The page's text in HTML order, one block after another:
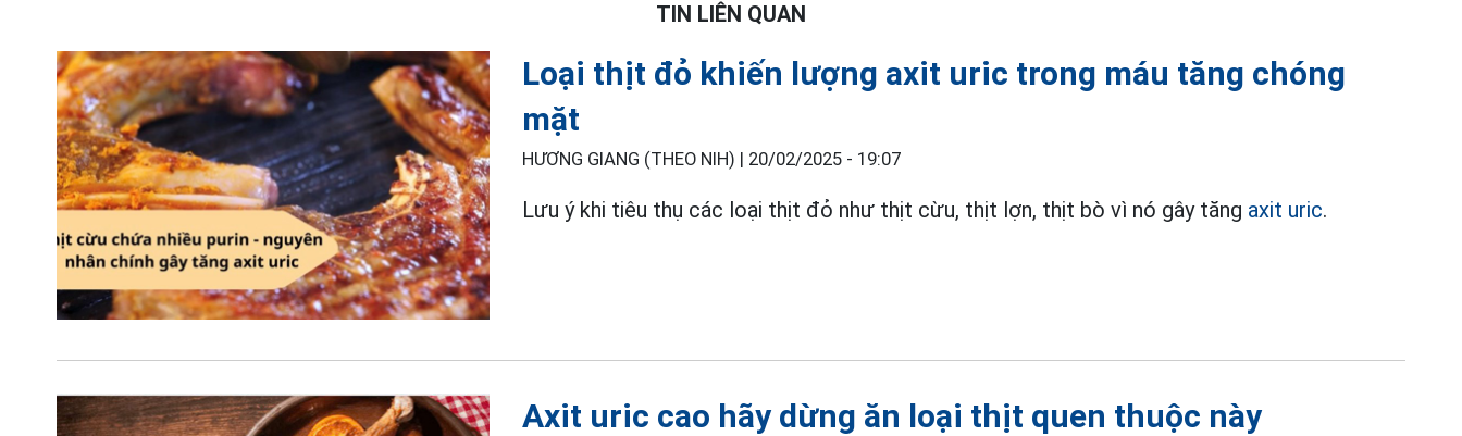
TIN LIÊN QUAN
Loại thịt đỏ khiến lượng axit uric trong máu tăng chóng
mặt
HƯƠNG GIANG (THEO NIH) | 20/02/2025 - 19:07
Lưu ý khi tiêu thụ các loại thịt đỏ như thịt cừu, thịt lợn, thịt bò vì nó gây tăng axit uric.
Axit uric cao hãy dừng ăn loại thịt quen thuộc này